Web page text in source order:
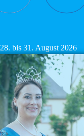
28. bis 31. August 2026